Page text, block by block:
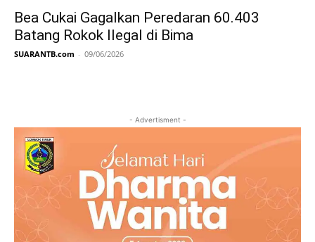
Bea Cukai Gagalkan Peredaran 60.403
Batang Rokok Ilegal di Bima
SUARANTB.com - 09/06/2026
- Advertisment -